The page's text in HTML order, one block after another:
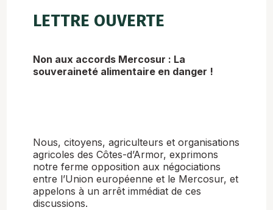
LETTRE OUVERTE
Non aux accords Mercosur : La
souveraineté alimentaire en danger !
Nous, citoyens, agriculteurs et organisations
agricoles des Côtes-d’Armor, exprimons
notre ferme opposition aux négociations
entre l’Union européenne et le Mercosur, et
appelons à un arrêt immédiat de ces
discussions.